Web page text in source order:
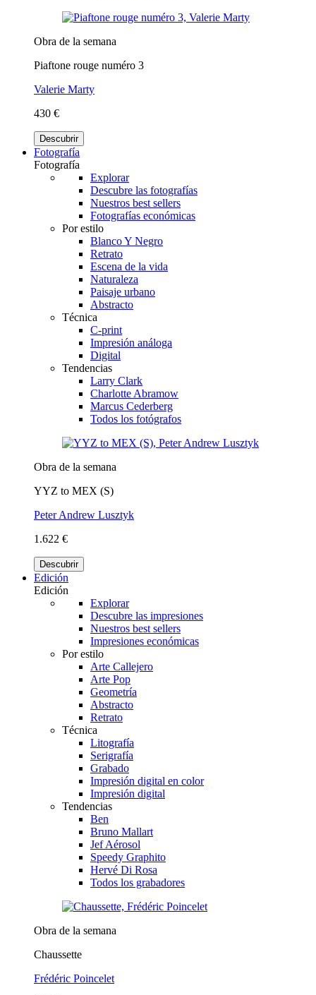
Obra de la semana
Piaftone rouge numéro 3
Valerie Marty
430 €
Descubrir
Fotografía
Fotografía
Explorar
Descubre las fotografías
Nuestros best sellers
Fotografías económicas
Por estilo
Blanco Y Negro
Retrato
Escena de la vida
Naturaleza
Paisaje urbano
Abstracto
Técnica
C-print
Impresión análoga
Digital
Tendencias
Larry Clark
Charlotte Abramow
Marcus Cederberg
Todos los fotógrafos
Obra de la semana
YYZ to MEX (S)
Peter Andrew Lusztyk
1.622 €
Descubrir
Edición
Edición
Explorar
Descubre las impresiones
Nuestros best sellers
Impresiones económicas
Por estilo
Arte Callejero
Arte Pop
Geometría
Abstracto
Retrato
Técnica
Litografía
Serigrafía
Grabado
Impresión digital en color
Impresión digital
Tendencias
Ben
Bruno Mallart
Jef Aérosol
Speedy Graphito
Hervé Di Rosa
Todos los grabadores
Obra de la semana
Chaussette
Frédéric Poincelet